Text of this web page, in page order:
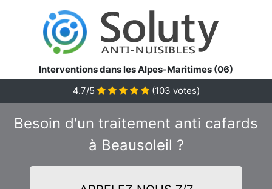
Interventions dans les Alpes-Maritimes (06)
4.7/5 (103 votes)
Besoin d'un traitement anti cafards
à Beausoleil ?